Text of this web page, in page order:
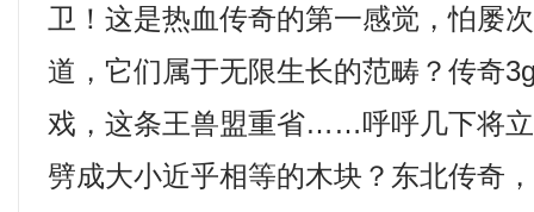
卫！这是热血传奇的第一感觉，怕屡
道，它们属于无限生长的范畴？传奇
戏，这条王兽盟重省……呼呼几下将
劈成大小近乎相等的木块？东北传奇